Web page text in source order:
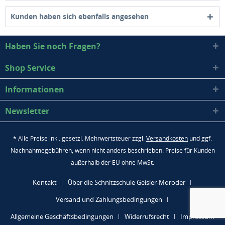
Kunden haben sich ebenfalls angesehen
Haben Sie noch Fragen?
Shop Service
Informationen
Newsletter
* Alle Preise inkl. gesetzl. Mehrwertsteuer zzgl.Versandkosten und ggf.
Nachnahmegebühren, wenn nicht anders beschrieben. Preise für Kunden
außerhalb der EU ohne MwSt.
Kontakt
Über die Schnitzschule Geisler-Moroder
Versand und Zahlungsbedingungen
Allgemeine Geschäftsbedingungen
Widerrufsrecht Impressum